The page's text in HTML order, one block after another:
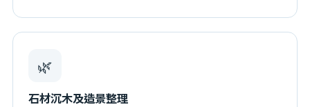
🌿
石材沉木及造景整理